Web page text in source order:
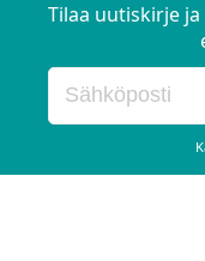
Tilaa uutiskirje